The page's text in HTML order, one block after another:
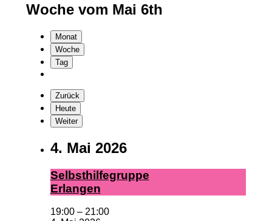
Woche vom Mai 6th
Monat
Woche
Tag
Zurück
Heute
Weiter
4. Mai 2026
Selbst­hil­fe­grup­pe
Er­lan­gen
19:00 – 21:00